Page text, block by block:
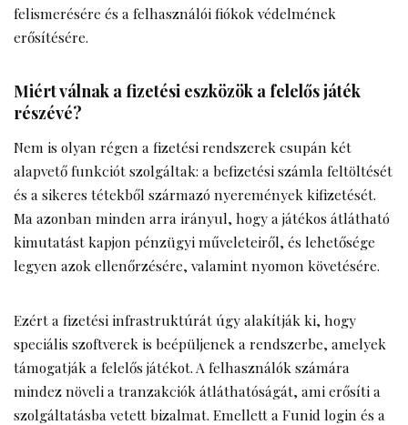
felismerésére és a felhasználói fiókok védelmének
erősítésére.
Miért válnak a fizetési eszközök a felelős játék
részévé?
Nem is olyan régen a fizetési rendszerek csupán két
alapvető funkciót szolgáltak: a befizetési számla feltöltését
és a sikeres tétekből származó nyeremények kifizetését.
Ma azonban minden arra irányul, hogy a játékos átlátható
kimutatást kapjon pénzügyi műveleteiről, és lehetősége
legyen azok ellenőrzésére, valamint nyomon követésére.
Ezért a fizetési infrastruktúrát úgy alakítják ki, hogy
speciális szoftverek is beépüljenek a rendszerbe, amelyek
támogatják a felelős játékot. A felhasználók számára
mindez növeli a tranzakciók átláthatóságát, ami erősíti a
szolgáltatásba vetett bizalmat. Emellett a Funid login és a